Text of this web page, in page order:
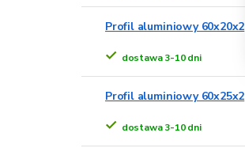
Profil aluminiowy 60x20x2
dostawa 3-10 dni
Profil aluminiowy 60x25x2
dostawa 3-10 dni